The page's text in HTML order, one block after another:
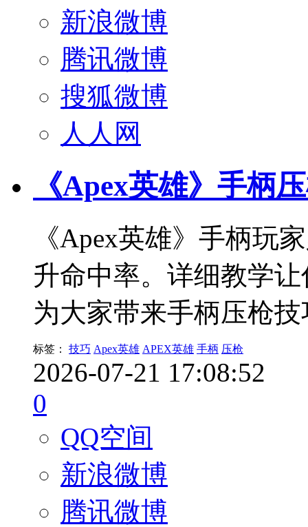
新浪微博
腾讯微博
搜狐微博
人人网
《Apex英雄》手柄
《Apex英雄》手柄玩
升命中率。详细教学
为大家带来手柄压枪
标签： 技巧 Apex英雄 APEX英雄 手柄 压枪
2026-07-21 17:08:52
0
QQ空间
新浪微博
腾讯微博